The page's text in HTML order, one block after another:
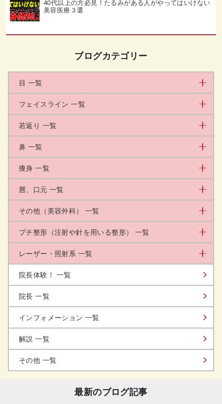
40代以上の方必見！たるみがある人がやってはいけない
美容医療３選
ブログカテゴリー
目 一覧
フェイスライン 一覧
若返り 一覧
鼻 一覧
痩身 一覧
唇、口元 一覧
その他（美容外科） 一覧
プチ整形（注射や針を用いる整形） 一覧
レーザー・照射系 一覧
院長体験！ 一覧
院長 一覧
インフォメーション 一覧
解説 一覧
その他 一覧
最新のブログ記事